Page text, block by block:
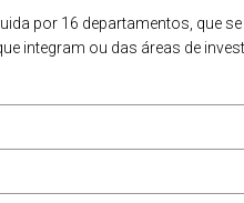
por 16 departamentos, que
integram ou das áreas de